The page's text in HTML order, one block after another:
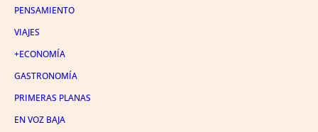
PENSAMIENTO
VIAJES
+ECONOMÍA
GASTRONOMÍA
PRIMERAS PLANAS
EN VOZ BAJA